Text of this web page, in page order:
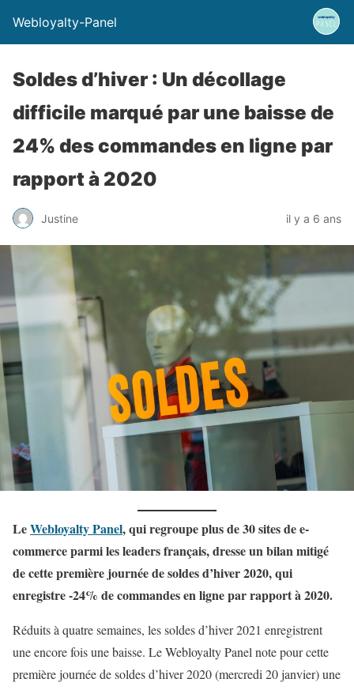
Webloyalty-Panel
Soldes d’hiver : Un décollage
difficile marqué par une baisse de
24% des commandes en ligne par
rapport à 2020
Justine il y a 6 ans
LeWebloyalty Panel,qui regroupe plus de 30 sites de e-
commerce parmi les leaders français,dresse un bilan mitigé
de cette première journée de soldes d’hiver 2020, qui
enregistre -24% de commandes en ligne par rapport à 2020.
Réduits à quatre semaines, les soldes d’hiver 2021 enregistrent
une encore fois une baisse. Le Webloyalty Panel note pour cette
première journée de soldes d’hiver 2020 (mercredi 20 janvier) une